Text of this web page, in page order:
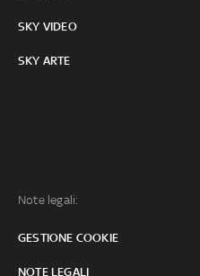
SKY VIDEO
SKY ARTE
Note legali:
GESTIONE COOKIE
NOTE LEGALI